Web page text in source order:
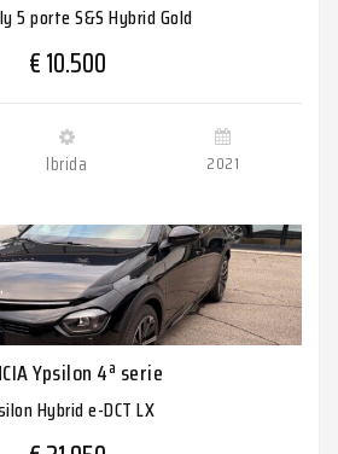
5 porte S&S Hybrid Gold
€ 10.500
Ibrida 2021
Ypsilon 4ª serie
Hybrid e-DCT LX